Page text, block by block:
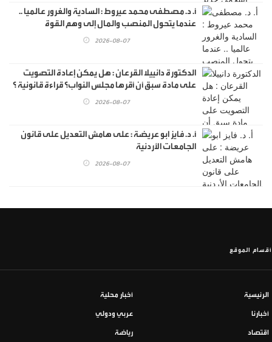
أ. د. مصطفى محمد عيروط : السادية والغرور عالميا ..
عندما يتحول المنصب والمال إلى وهم القوة
2026-08-07
الدكتورة دانييلا القرعان : هل يمكن إعادة التصويت
على مادة سبق أن أقرها مجلس النواب؟ قراءة قانونية ؟
2026-08-07
أ. د. فايز ابو عريضة : على هامش التعديل على قانون
الجامعات الأردنية
2026-08-07
أقسام الموقع
الرئيسية أخبار محلية
أخبارنا عربي ودولي
اقتصاد رياضة